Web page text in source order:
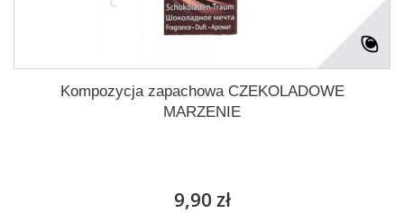
Kompozycja zapachowa CZEKOLADOWE
MARZENIE
9,90 zł